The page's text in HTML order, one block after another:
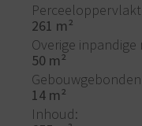
261 m²
Overige inpandige
50 m²
14 m²
Inhoud